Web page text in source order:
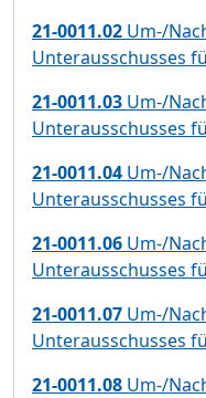
21-0011.02 Um-/
Unterausschusses
21-0011.03 Um-/
Unterausschusses
21-0011.04 Um-/
Unterausschusses
21-0011.06 Um-/
Unterausschusses
21-0011.07 Um-/
Unterausschusses
21-0011.08 Um-/